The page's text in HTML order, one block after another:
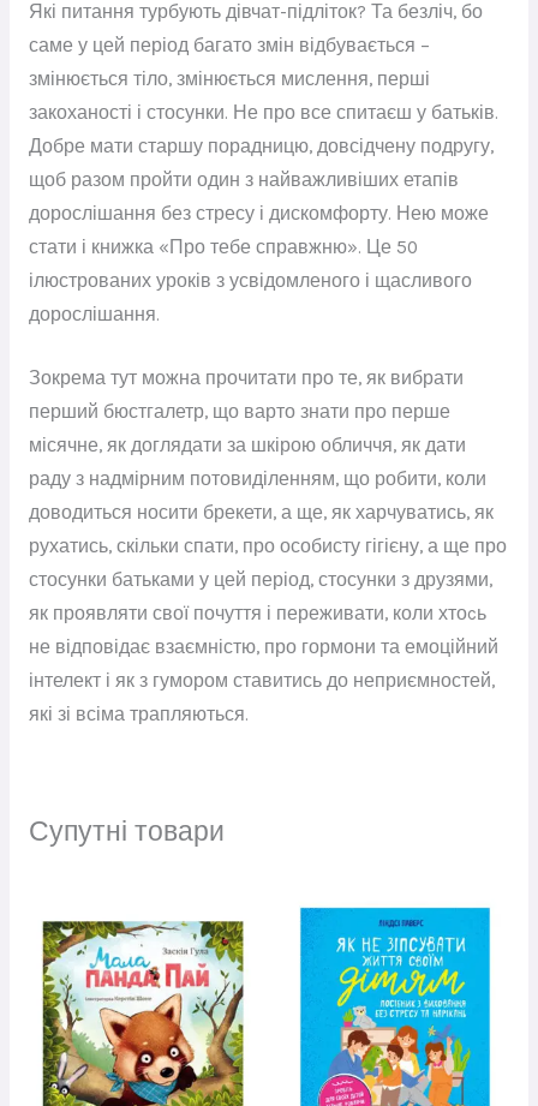
Які питання турбують дівчат-підліток? Та безліч, бо
саме у цей період багато змін відбувається –
змінюється тіло, змінюється мислення, перші
закоханості і стосунки. Не про все спитаєш у батьків.
Добре мати старшу порадницю, довсідчену подругу,
щоб разом пройти один з найважливіших етапів
дорослішання без стресу і дискомфорту. Нею може
стати і книжка «Про тебе справжню». Це 50
ілюстрованих уроків з усвідомленого і щасливого
дорослішання.
Зокрема тут можна прочитати про те, як вибрати
перший бюстгалетр, що варто знати про перше
місячне, як доглядати за шкірою обличчя, як дати
раду з надмірним потовиділенням, що робити, коли
доводиться носити брекети, а ще, як харчуватись, як
рухатись, скільки спати, про особисту гігієну, а ще про
стосунки батьками у цей період, стосунки з друзями,
як проявляти свої почуття і переживати, коли хтоcь
не відповідає взаємністю, про гормони та емоційний
інтелект і як з гумором ставитись до неприємностей,
які зі всіма трапляються.
Супутні товари